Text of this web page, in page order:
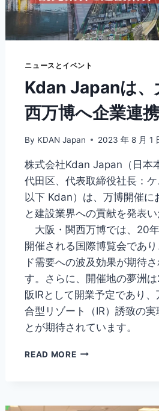
ニュースとイベント
Kdan Japanは、
西万博へ企業連
By KDAN Japan 2023 年 8 月 1
株式会社Kdan Japan（日本
代田区、代表取締役社長：ケ
以下 Kdan）は、万博開催に
と建設業界への貢献を発表い
大阪・関西万博では、20
開催される国際博覧会であ
ド需要への波及効果が期待
す。さらに、開催地の夢洲
阪IRとして開業予定であり
合型リゾート（IR）誘致の実
とが期待されています。
READ MOREKDAN